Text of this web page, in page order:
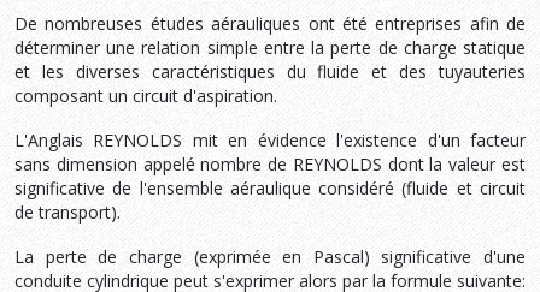
De nombreuses études aérauliques ont été entreprises afin de
déterminer une relation simple entre la perte de charge statique
et les diverses caractéristiques du fluide et des tuyauteries
composant un circuit d'aspiration.
L'Anglais REYNOLDS mit en évidence l'existence d'un facteur
sans dimension appelé nombre de REYNOLDS dont la valeur est
significative de l'ensemble aéraulique considéré (fluide et circuit
de transport).
La perte de charge (exprimée en Pascal) significative d'une
conduite cy­lindrique peut s'exprimer alors par la formule suivante: